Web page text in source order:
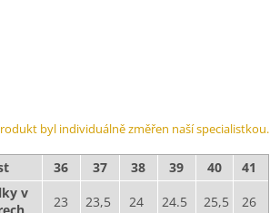
byl individuálně změřen naší specialistkou.
36 37 38 39 40
41
v
23 23,5 24 24.5 25,5 26